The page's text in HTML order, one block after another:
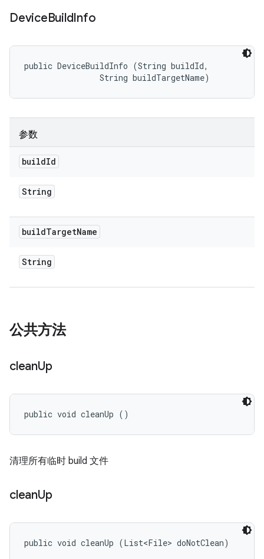
DeviceBuildInfo
public DeviceBuildInfo (String buildId,
                String buildTargetName)
参数
buildId
String
buildTargetName
String
公共方法
cleanUp
public void cleanUp ()
清理所有临时 build 文件
cleanUp
public void cleanUp (List<File> doNotClean)